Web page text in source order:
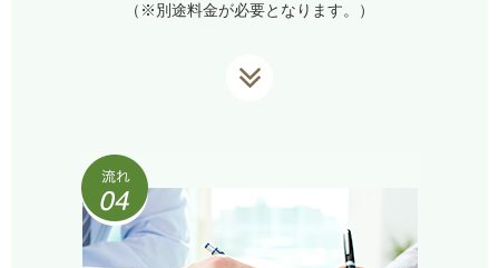
（※別途料金が必要となります。）